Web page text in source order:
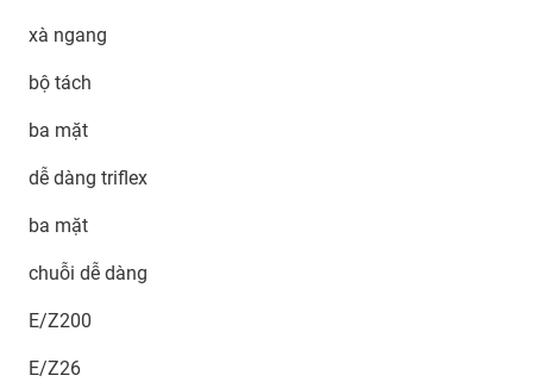
xà ngang
bộ tách
ba mặt
dễ dàng triflex
ba mặt
chuỗi dễ dàng
E/Z200
E/Z26